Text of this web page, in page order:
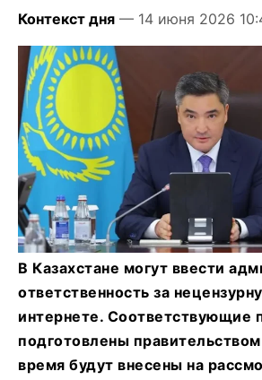
Контекст дня — 14 июня 2026
В Казахстане могут ввести
ответственность за
интернете. Соответствующие
подготовлены
время будут внесены на